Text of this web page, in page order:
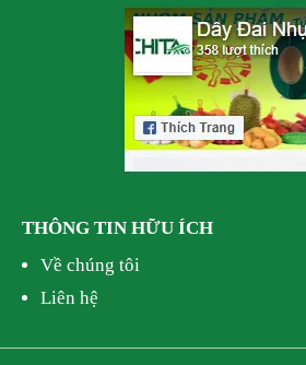
THÔNG TIN HỮU ÍCH
Về chúng tôi
Liên hệ